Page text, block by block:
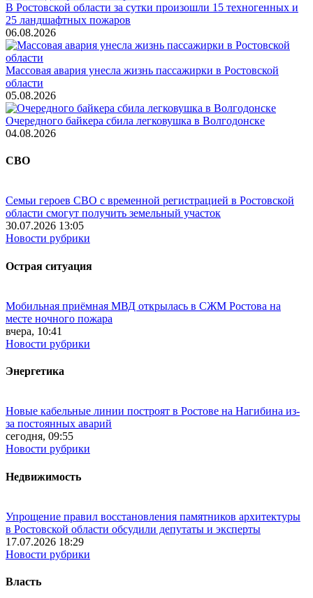
В Ростовской области за сутки произошли 15 техногенных и
25 ландшафтных пожаров
06.08.2026
Массовая авария унесла жизнь пассажирки в Ростовской
области
05.08.2026
Очередного байкера сбила легковушка в Волгодонске
04.08.2026
СВО
Семьи героев СВО с временной регистрацией в Ростовской
области смогут получить земельный участок
30.07.2026 13:05
Новости рубрики
Острая ситуация
Мобильная приёмная МВД открылась в СЖМ Ростова на
месте ночного пожара
вчера, 10:41
Новости рубрики
Энергетика
Новые кабельные линии построят в Ростове на Нагибина из-
за постоянных аварий
сегодня, 09:55
Новости рубрики
Недвижимость
Упрощение правил восстановления памятников архитектуры
в Ростовской области обсудили депутаты и эксперты
17.07.2026 18:29
Новости рубрики
Власть